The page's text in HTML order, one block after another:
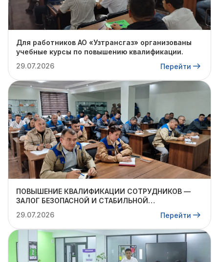
Для работников АО «Узтрансгаз» организованы
учебные курсы по повышению квалификации.
29.07.2026
Перейти
ПОВЫШЕНИЕ КВАЛИФИКАЦИИ СОТРУДНИКОВ —
ЗАЛОГ БЕЗОПАСНОЙ И СТАБИЛЬНОЙ
29.07.2026 Перейти